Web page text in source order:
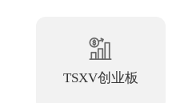
TSXV创业板